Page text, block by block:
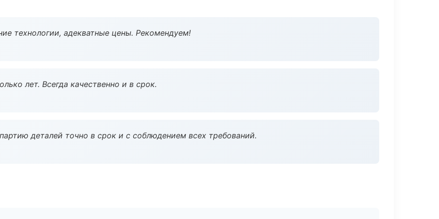
технологии, адекватные цены. Рекомендуем!
лет. Всегда качественно и в срок.
деталей точно в срок и с соблюдением всех требований.